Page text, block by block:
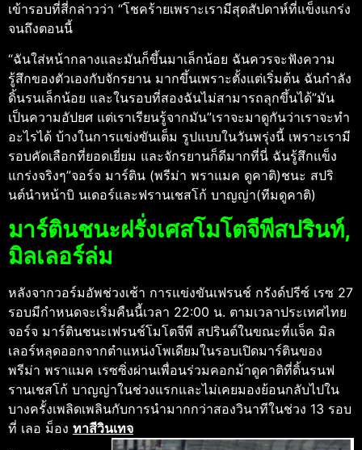
เข้ารอบที่สี่กล่าวว่า “โชคร้ายเพราะเรามีสุดสัปดาห์ที่แข็งแกร่ง
จนถึงตอนนี้
“ฉันใส่หน้ากลางและมันก็ขึ้นมาเล็กน้อย ฉันควรจะฟังความ
รู้สึกของตัวเองกับจักรยาน มากขึ้นเพราะตั้งแต่เริ่มต้น ฉันกําลัง
ดิ้นรนเล็กน้อย และในรอบที่สองฉันไม่สามารถลุกขึ้นได้”มัน
เป็นความอัปยศ แต่เราเรียนรู้จากมัน”เราจะมาดูกันว่าเราจะทํา
อะไรได้ บ้างในการแข่งขันเต็ม รูปแบบในวันพรุ่งนี้ เพราะเรามี
รอบคัดเลือกที่ยอดเยี่ยม และจักรยานก็ดีมากที่นี่ ฉันรู้สึกแข็ง
แกร่งจริงๆ”จอร์จ มาร์ติน (พรีม่า พราแมค ดูคาติ)ชนะ สปริ
นต์นําหน้าบิ นเดอร์และฟรานเชสโก้ บาญญ่า(ทีมดูคาติ)
มาร์ตินชนะฝรั่งเศสโมโตจีพีสปรินท์,
มิลเลอร์ล่ม
หลังจากวอร์มอัพช่วงเช้า การแข่งขันเฟรนช์ กรังด์ปรีซ์ เรซ 27
รอบมีกําหนดจะเริ่มคืนนี้เวลา 22:00 น. ตามเวลาประเทศไทย
จอร์จ มาร์ตินชนะเฟรนช์โมโตจีพี สปรินต์ในขณะที่แจ็ค มิล
เลอร์หลุดออกจากตําแหน่งโพเดียมในรอบเปิดมาร์ตินของ
พรีม่า พราแมค เรซซิ่งผ่านเพื่อนร่วมคอกม้าดูคาติที่ดิ้นรนฟ
รานเชสโก้ บาญญ่าในช่วงแรกและไม่เคยมองย้อนกลับไปใน
บางครั้งเพลิดเพลินกับการนํามากกว่าสองวินาทีในช่วง 13 รอบ
ที่ เลอ ม็อง ทาสีวินเทจ